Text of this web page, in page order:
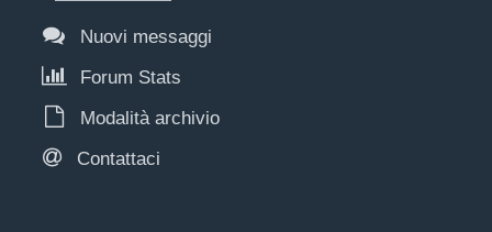
Nuovi messaggi
Forum Stats
Modalità archivio
Contattaci